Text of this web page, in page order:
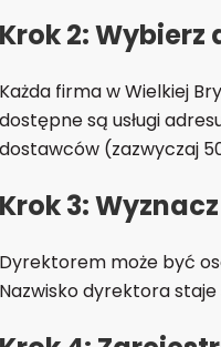
Krok 2:
Każda firma w Wielkiej
dostępne są usługi
dostawców (zazwyczaj
Krok 3:
Dyrektorem może być
Nazwisko dyrektora